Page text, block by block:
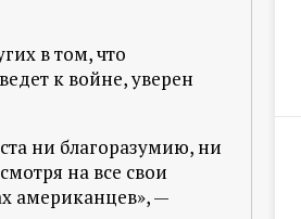
в том, что
к войне, уверен
ни благоразумию, ни
на все свои
американцев», —